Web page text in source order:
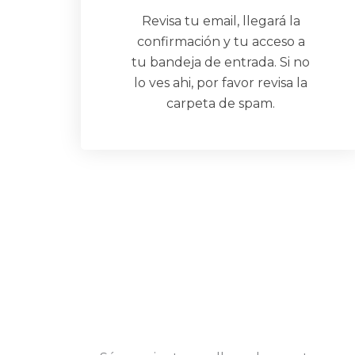
Revisa tu email, llegará la
confirmación y tu acceso a
tu bandeja de entrada. Si no
lo ves ahi, por favor revisa la
carpeta de spam.